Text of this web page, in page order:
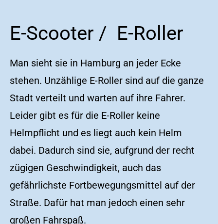
E-Scooter / E-Roller
Man sieht sie in Hamburg an jeder Ecke
stehen. Unzählige E-Roller sind auf die ganze
Stadt verteilt und warten auf ihre Fahrer.
Leider gibt es für die E-Roller keine
Helmpflicht und es liegt auch kein Helm
dabei. Dadurch sind sie, aufgrund der recht
zügigen Geschwindigkeit, auch das
gefährlichste Fortbewegungsmittel auf der
Straße. Dafür hat man jedoch einen sehr
großen Fahrspaß.